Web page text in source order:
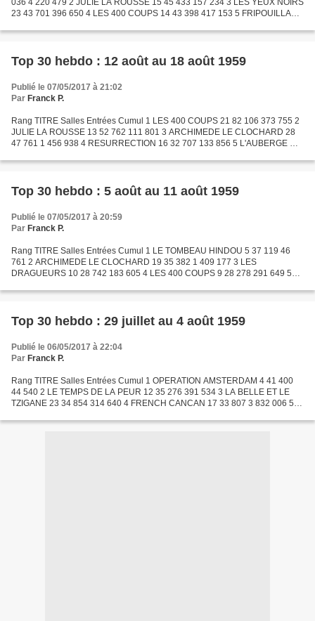
036 4 220 479 2 JULIE LA ROUSSE 15 45 433 157 234 3 LES YEUX NOIRS
23 43 701 396 650 4 LES 400 COUPS 14 43 398 417 153 5 FRIPOUILLARD
Top 30 hebdo : 12 août au 18 août 1959
Publié le 07/05/2017 à 21:02
Par Franck P.
Rang TITRE Salles Entrées Cumul 1 LES 400 COUPS 21 82 106 373 755 2
JULIE LA ROUSSE 13 52 762 111 801 3 ARCHIMEDE LE CLOCHARD 28
47 761 1 456 938 4 RESURRECTION 16 32 707 133 856 5 L'AUBERGE DU
Top 30 hebdo : 5 août au 11 août 1959
Publié le 07/05/2017 à 20:59
Par Franck P.
Rang TITRE Salles Entrées Cumul 1 LE TOMBEAU HINDOU 5 37 119 46
761 2 ARCHIMEDE LE CLOCHARD 19 35 382 1 409 177 3 LES
DRAGUEURS 10 28 742 183 605 4 LES 400 COUPS 9 28 278 291 649 5
192 7 LES...
Top 30 hebdo : 29 juillet au 4 août 1959
Publié le 06/05/2017 à 22:04
Par Franck P.
Rang TITRE Salles Entrées Cumul 1 OPERATION AMSTERDAM 4 41 400
44 540 2 LE TEMPS DE LA PEUR 12 35 276 391 534 3 LA BELLE ET LE
TZIGANE 23 34 854 314 640 4 FRENCH CANCAN 17 33 807 3 832 006 5
1970...